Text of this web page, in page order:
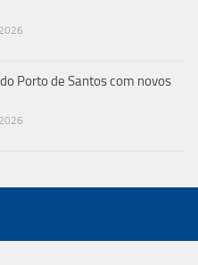
Porto de Santos com novos